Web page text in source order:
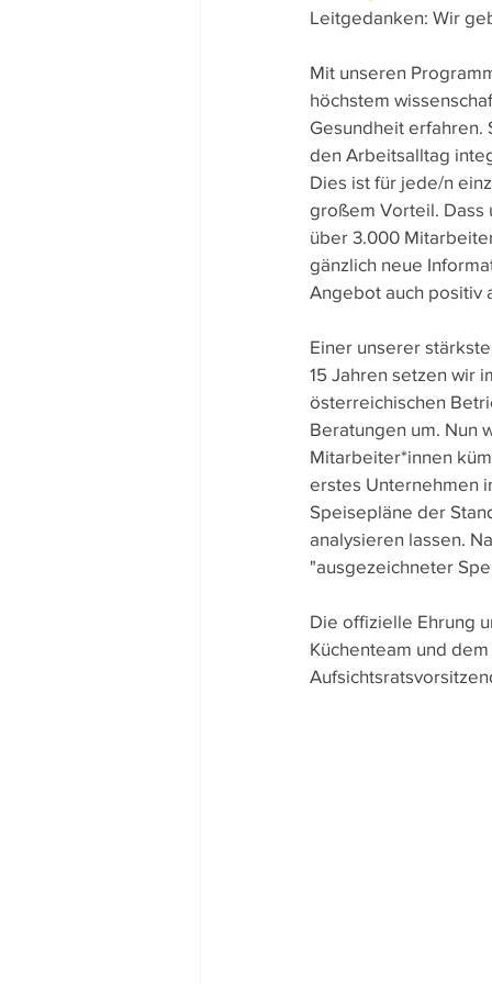
Team-Gedanken
Leitgedanken: Wir
Mit unseren
höchstem
Gesundheit
den Arbeitsalltag
Dies ist für jede/n
großem Vorteil.
über 3.000
gänzlich neue
Angebot auch
Einer unserer
15 Jahren setzen wir
österreichischen
Beratungen um. Nun
Mitarbeiter*innen
erstes Unternehmen
Speisepläne der
analysieren lassen.
"ausgezeichneter
Die offizielle Ehrung
Küchenteam und